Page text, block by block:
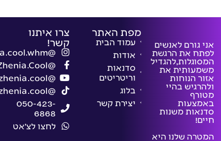
לאנשים
את הרגשת
את
הנוחות
בהיי
משנות
שלנו היא
מפת האתר
עמוד הבית
אודות
סדנאות
וריטריטים
יצירת קשר
צרו איתנו
050-423-
6868
לחצו לצ׳אט